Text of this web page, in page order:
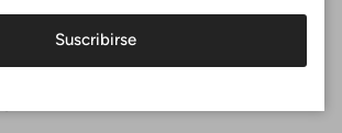
perfecto no es una talla, es una
tu top seleccionando las medidas
Suscribirse